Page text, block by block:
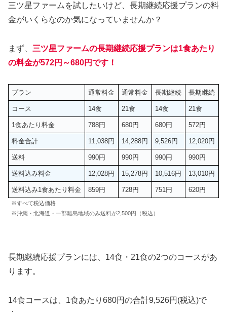
三ツ星ファームを試したいけど、長期継続応援プランの料
金がいくらなのか気になっていませんか？
まず、 三ツ星ファームの長期継続応援プランは1食あたり
の料金が572円～680円です！
プラン 通常料金 通常料金 長期継続 長期継続
コース 14食 21食 14食 21食
1食あたり料金 788円 680円 680円 572円
料金合計 11,038円 14,288円 9,526円 12,020円
送料 990円 990円 990円 990円
送料込み料金 12,028円 15,278円 10,516円 13,010円
送料込み1食あたり料金 859円 728円 751円 620円
※すべて税込価格
※沖縄・北海道・一部離島地域のみ送料が2,500円（税込）
長期継続応援プランには、14食・21食の2つのコースがあ
ります。
14食コースは、1食あたり680円の合計9,526円(税込)で